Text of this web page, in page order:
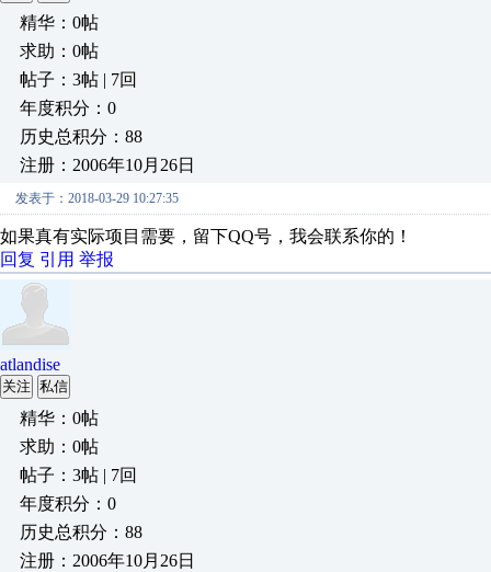
精华：0帖
求助：0帖
帖子：3帖 | 7回
年度积分：0
历史总积分：88
注册：2006年10月26日
发表于：2018-03-29 10:27:35
如果真有实际项目需要，留下QQ号，我会联系你的！
回复 引用 举报
atlandise
关注 私信
精华：0帖
求助：0帖
帖子：3帖 | 7回
年度积分：0
历史总积分：88
注册：2006年10月26日